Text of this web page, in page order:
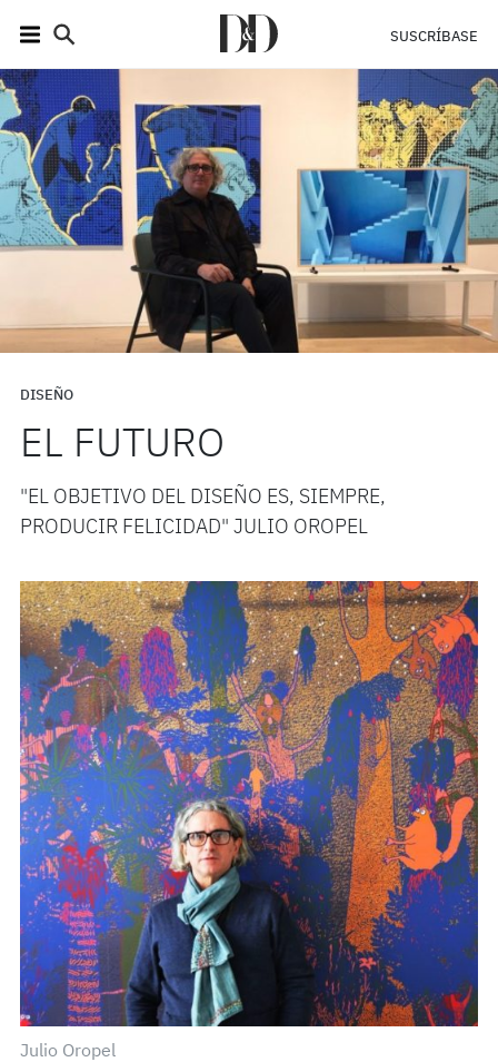
SUSCRÍBASE
DISEÑO
EL FUTURO
"EL OBJETIVO DEL DISEÑO ES, SIEMPRE,
PRODUCIR FELICIDAD" JULIO OROPEL
Julio Oropel